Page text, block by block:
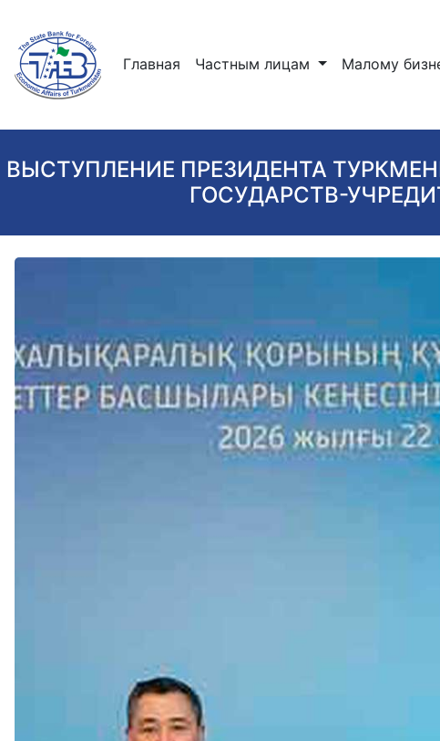
Главная (current)
Частным лицам Малому
ВЫСТУПЛЕНИЕ ПРЕЗИДЕНТА
ГОСУДАРСТВ-